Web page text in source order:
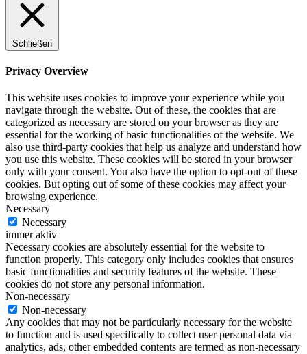
Schließen
Privacy Overview
This website uses cookies to improve your experience while you
navigate through the website. Out of these, the cookies that are
categorized as necessary are stored on your browser as they are
essential for the working of basic functionalities of the website. We
also use third-party cookies that help us analyze and understand how
you use this website. These cookies will be stored in your browser
only with your consent. You also have the option to opt-out of these
cookies. But opting out of some of these cookies may affect your
browsing experience.
Necessary
Necessary
immer aktiv
Necessary cookies are absolutely essential for the website to
function properly. This category only includes cookies that ensures
basic functionalities and security features of the website. These
cookies do not store any personal information.
Non-necessary
Non-necessary
Any cookies that may not be particularly necessary for the website
to function and is used specifically to collect user personal data via
analytics, ads, other embedded contents are termed as non-necessary